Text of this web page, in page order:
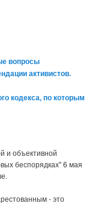
вопросы
активистов.
кодекса, по которым
и объективной
беспорядках" 6 мая
- это